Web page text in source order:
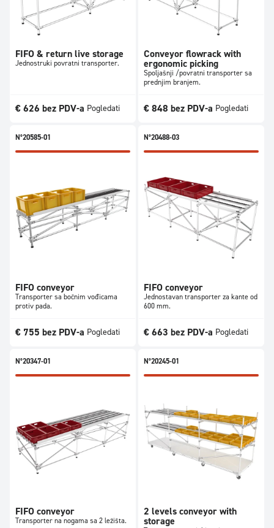
FIFO & return live storage
Jednostruki povratni transporter.
€ 626 bez PDV-a Pogledati
Conveyor flowrack with
ergonomic picking
Spoljašnji /povratni transporter sa
prednjim branjem.
€ 848 bez PDV-a Pogledati
N°20585-01
FIFO conveyor
Transporter sa bočnim vođicama
protiv pada.
€ 755 bez PDV-a Pogledati
N°20488-03
FIFO conveyor
Jednostavan transporter za kante od
600 mm.
€ 663 bez PDV-a Pogledati
N°20347-01
FIFO conveyor
Transporter na nogama sa 2 ležišta.
N°20245-01
2 levels conveyor with
storage